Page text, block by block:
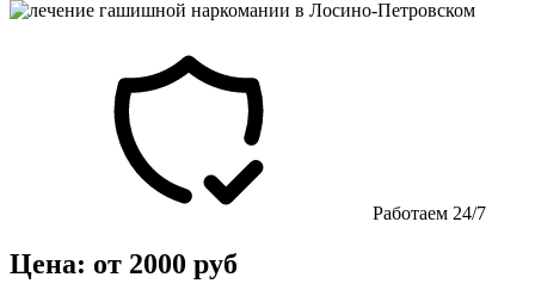
Работаем 24/7
Цена: от 2000 руб